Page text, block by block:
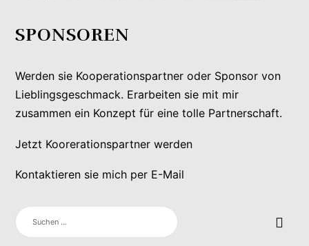
SPONSOREN
Werden sie Kooperationspartner oder Sponsor von
Lieblingsgeschmack. Erarbeiten sie mit mir
zusammen ein Konzept für eine tolle Partnerschaft.
Jetzt Koorerationspartner werden
Kontaktieren sie mich per E-Mail
SUCHEN
NACH: